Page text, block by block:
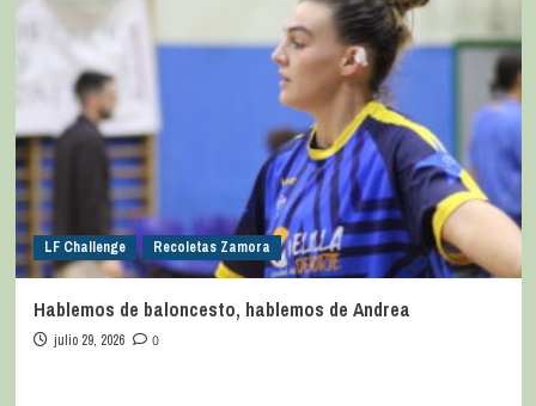
LF Challenge Recoletas Zamora
Hablemos de baloncesto, hablemos de Andrea
julio 29, 2026 0